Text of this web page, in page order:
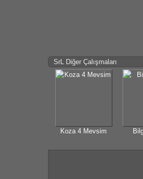
SrL Diğer Çalışmaları
Koza 4 Mevsim